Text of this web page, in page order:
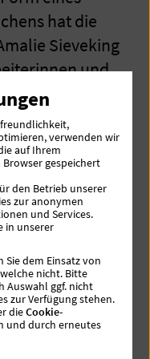
hat die
Sieveking
und
original
Stiftung
an die
1. Advent
in den
Diakonie in
besonders
allen
Einsatz zum
verwenden wir
auf Ihrem
gespeichert
den Betrieb unserer
zur anonymen
und Services.
in unserer
Sie dem Einsatz von
nicht. Bitte
Auswahl ggf. nicht
zur Verfügung stehen.
dieCookie-
und durch erneutes